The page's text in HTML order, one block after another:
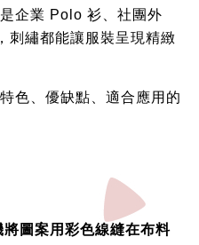
企業 Polo 衫、社團外
刺繡都能讓服裝呈現精緻
色、優缺點、適合應用的
圖案用彩色線縫在布料